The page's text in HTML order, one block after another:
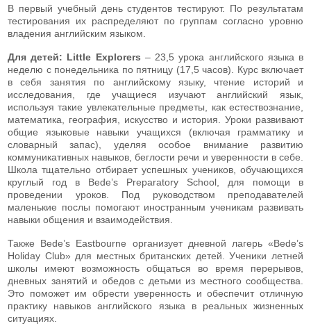
В первый учебный день студентов тестируют. По результатам
тестирования их распределяют по группам согласно уровню
владения английским языком.
Для детей: Little Explorers – 23,5 урока английского языка в
неделю с понедельника по пятницу (17,5 часов). Курс включает
в себя занятия по английскому языку, чтение историй и
исследования, где учащиеся изучают английский язык,
используя такие увлекательные предметы, как естествознание,
математика, география, искусство и история. Уроки развивают
общие языковые навыки учащихся (включая грамматику и
словарный запас), уделяя особое внимание развитию
коммуникативных навыков, беглости речи и уверенности в себе.
Школа тщательно отбирает успешных учеников, обучающихся
круглый год в Bede’s Preparatory School, для помощи в
проведении уроков. Под руководством преподавателей
маленькие послы помогают иностранным ученикам развивать
навыки общения и взаимодействия.
Также Bede’s Eastbourne организует дневной лагерь «Bede’s
Holiday Club» для местных британских детей. Ученики летней
школы имеют возможность общаться во время перерывов,
дневных занятий и обедов с детьми из местного сообщества.
Это поможет им обрести уверенность и обеспечит отличную
практику навыков английского языка в реальных жизненных
ситуациях.